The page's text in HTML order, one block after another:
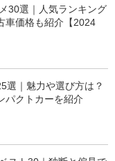
30選｜人気ランキング
車価格も紹介【2024
選｜魅力や選び方は？
パクトカーを紹介